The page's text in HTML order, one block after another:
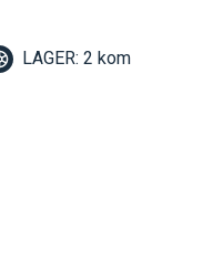
LAGER: 2 kom